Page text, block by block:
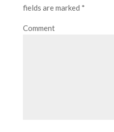
fields are marked *
Comment